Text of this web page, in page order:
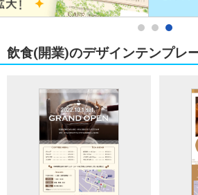
飲食(開業)のデザインテンプレ